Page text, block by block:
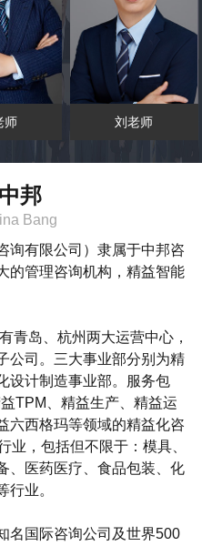
师 刘老师
邦
Bang
询有限公司）隶属于中邦咨
的管理咨询机构，精益智能
青岛、杭州两大运营中心，
公司。三大事业部分别为精
设计制造事业部。服务包
TPM、精益生产、精益运
六西格玛等领域的精益化咨
业，包括但不限于：模具、
、医药医疗、食品包装、化
行业。
名国际咨询公司及世界500